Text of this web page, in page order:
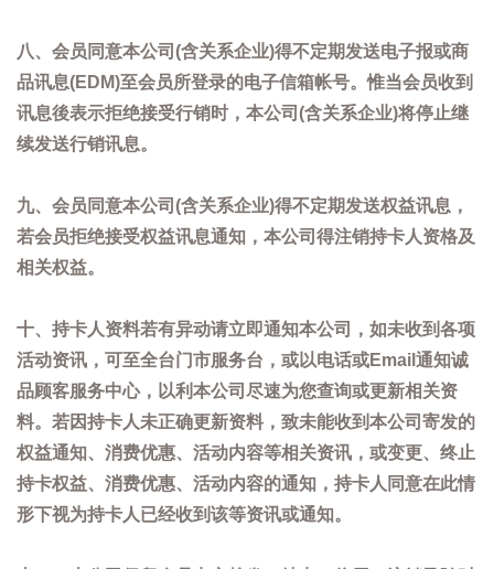
八、会员同意本公司(含关系企业)得不定期发送电子报或商
品讯息(EDM)至会员所登录的电子信箱帐号。惟当会员收到
讯息後表示拒绝接受行销时，本公司(含关系企业)将停止继
续发送行销讯息。
九、会员同意本公司(含关系企业)得不定期发送权益讯息，
若会员拒绝接受权益讯息通知，本公司得注销持卡人资格及
相关权益。
十、持卡人资料若有异动请立即通知本公司，如未收到各项
活动资讯，可至全台门市服务台，或以电话或Email通知诚
品顾客服务中心，以利本公司尽速为您查询或更新相关资
料。若因持卡人未正确更新资料，致未能收到本公司寄发的
权益通知、消费优惠、活动内容等相关资讯，或变更、终止
持卡权益、消费优惠、活动内容的通知，持卡人同意在此情
形下视为持卡人已经收到该等资讯或通知。